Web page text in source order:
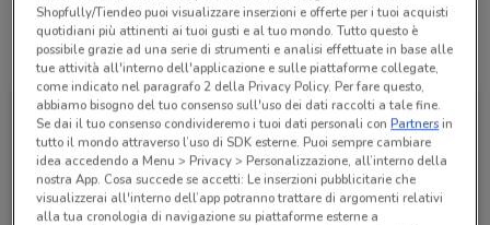
Tutte le promozioni di questo negozio
Shopfully/Tiendeo puoi visualizzare inserzioni e offerte per i tuoi acquisti
quotidiani più attinenti ai tuoi gusti e al tuo mondo. Tutto questo è
possibile grazie ad una serie di strumenti e analisi effettuate in base alle
tue attività all'interno dell'applicazione e sulle piattaforme collegate,
come indicato nel paragrafo 2 della Privacy Policy. Per fare questo,
abbiamo bisogno del tuo consenso sull'uso dei dati raccolti a tale fine.
Se dai il tuo consenso condivideremo i tuoi dati personali conPartnersin
tutto il mondo attraverso l’uso di SDK esterne. Puoi sempre cambiare
idea accedendo a Menu > Privacy > Personalizzazione, all’interno della
nostra App. Cosa succede se accetti: Le inserzioni pubblicitarie che
visualizzerai all'interno dell’app potranno trattare di argomenti relativi
alla tua cronologia di navigazione su piattaforme esterne a